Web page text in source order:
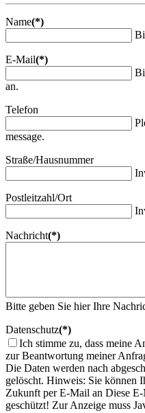
Name(*)
E-Mail(*)
an.
Telefon
message.
Straße/Hausnummer
Postleitzahl/Ort
Nachricht(*)
Bitte geben Sie hier Ihre
Datenschutz(*)
Ich stimme zu, dass meine
zur Beantwortung meiner
Die Daten werden nach
gelöscht. Hinweis: Sie können
Zukunft per E-Mail an Diese
geschützt! Zur Anzeige muss